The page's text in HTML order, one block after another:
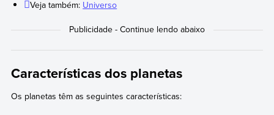
Veja também: Universo
Características dos planetas
Os planetas têm as seguintes características: